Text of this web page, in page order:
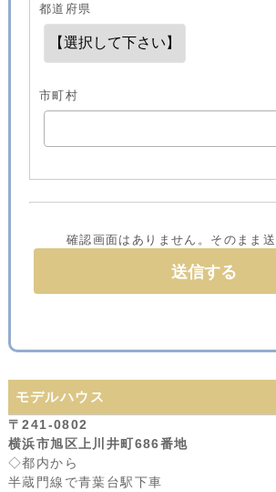
都道府県
市町村
確認画面はありません。そのまま
モデルハウス
〒241-0802
横浜市旭区上川井町686番地
◇都内から
半蔵門線で青葉台駅下車